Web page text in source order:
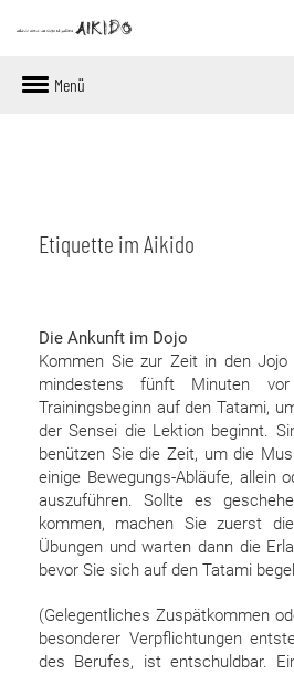
Menü
Etiquette im Aikido
Die Ankunft im Dojo
Kommen Sie zur Zeit in den
mindestens fünft Minuten vor
Trainingsbeginn auf den Tatami,
der Sensei die Lektion beginnt.
benützen Sie die Zeit, um die
einige Bewegungs-Abläufe, allein
auszuführen. Sollte es
kommen, machen Sie zuerst
Übungen und warten dann die
bevor Sie sich auf den Tatami
(Gelegentliches Zuspätkommen
besonderer Verpflichtungen
des Berufes, ist entschuldbar.